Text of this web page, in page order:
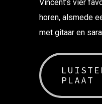
Vincent’s vier
horen, alsmede
met gitaar en
PLAAT